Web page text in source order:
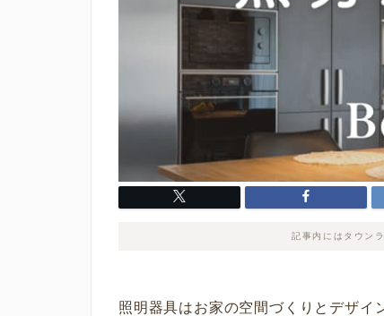
記事内にはタウン
照明器具はお家の空間づくりとデザイ